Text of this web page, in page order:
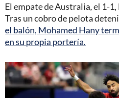
El empate de Australia, el 1-
Tras un cobro de pelota
el balón, Mohamed Hany
en su propia portería.